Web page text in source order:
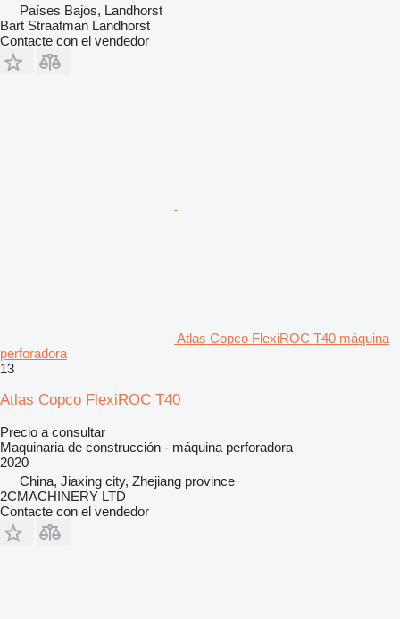
Países Bajos, Landhorst
Bart Straatman Landhorst
Contacte con el vendedor
Atlas Copco FlexiROC T40 máquina
perforadora
13
Atlas Copco FlexiROC T40
Precio a consultar
Maquinaria de construcción - máquina perforadora
2020
China, Jiaxing city, Zhejiang province
2CMACHINERY LTD
Contacte con el vendedor